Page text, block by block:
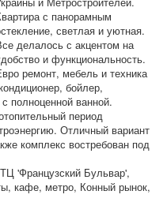
с панорамным
светлая и уютная.
делалось с акцентом на
и функциональность.
ремонт, мебель и техника
бойлер,
полноценной ванной.
период
Отличный вариант
комплекс востребован под
'Французский Бульвар',
кафе, метро, Конный рынок,